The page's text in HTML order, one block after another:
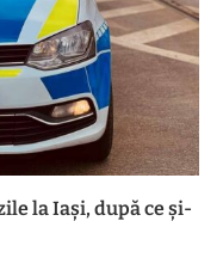
la Iași, după ce și-